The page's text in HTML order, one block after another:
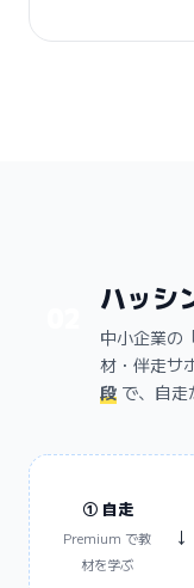
ハッシ
中小企業の
材・伴走サ
段 で、自走
① 自走
Premium で教
材を学ぶ
→